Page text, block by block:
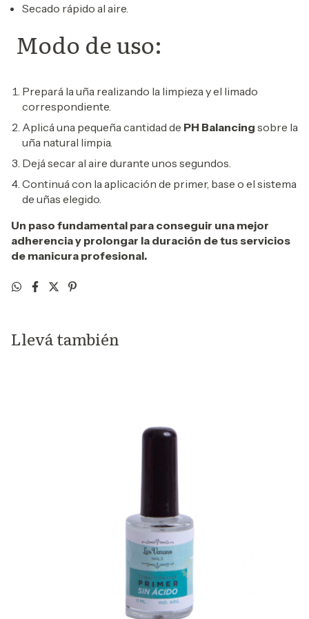
Secado rápido al aire.
Modo de uso:
Prepará la uña realizando la limpieza y el limado
correspondiente.
Aplicá una pequeña cantidad de PH Balancing sobre la
uña natural limpia.
Dejá secar al aire durante unos segundos.
Continuá con la aplicación de primer, base o el sistema
de uñas elegido.
Un paso fundamental para conseguir una mejor
adherencia y prolongar la duración de tus servicios
de manicura profesional.
Llevá también